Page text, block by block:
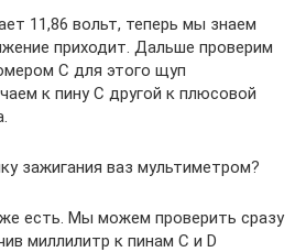
11,86 вольт, теперь мы знаем
приходит. Дальше проверим
C для этого щуп
к пину C другой к плюсовой
зажигания ваз мультиметром?
есть. Мы можем проверить сразу
миллилитр к пинам С и D